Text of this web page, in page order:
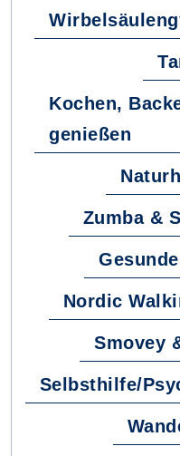
Kochen,
genießen
Zumba &
Nordic
Smovey
Selbsthilfe/